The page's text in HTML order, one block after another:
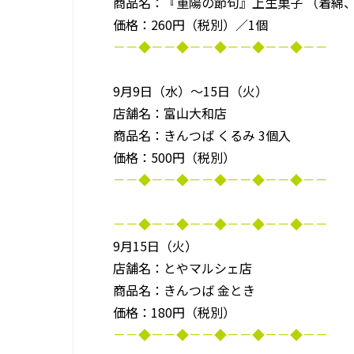
価格：260円（税別）／1個
－－◆－－◆－－◆－－◆－－◆－－
9月9日（水）～15日（火）
店舗名：富山大和店
商品名：きんつば くるみ 3個入
価格：500円（税別）
－－◆－－◆－－◆－－◆－－◆－－
－－◆－－◆－－◆－－◆－－◆－－
9月15日（火）
店舗名：とやマルシェ店
商品名：きんつば 金とき
価格：180円（税別）
－－◆－－◆－－◆－－◆－－◆－－